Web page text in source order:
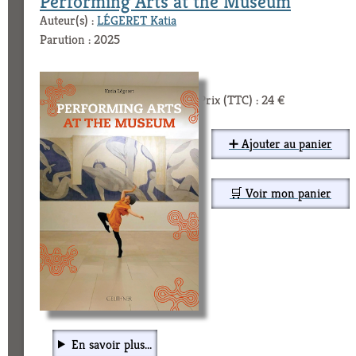
Auteur(s) :LÉGERET Katia
Parution : 2025
Prix (TTC) : 24 €
➕ Ajouter au panier
🛒 Voir mon panier
En savoir plus...